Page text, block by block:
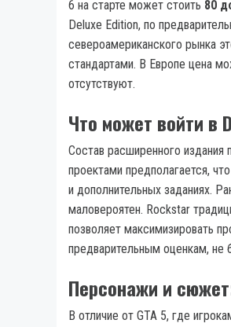
6 на старте может стоить 80
Deluxe Edition, по
североамериканского рынка
стандартами. В Европе цена
отсутствуют.
Что может войти в
Состав расширенного
проектами предполагается,
и дополнительных заданиях.
маловероятен. Rockstar
позволяет максимизировать
предварительным оценкам, не
Персонажи и
В отличие от GTA 5, где